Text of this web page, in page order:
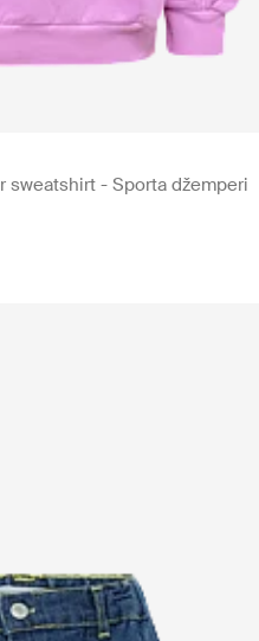
sweatshirt - Sporta džemperi